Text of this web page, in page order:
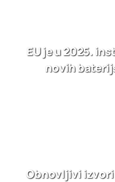
EU je u 2025.
novih
Obnovljivi